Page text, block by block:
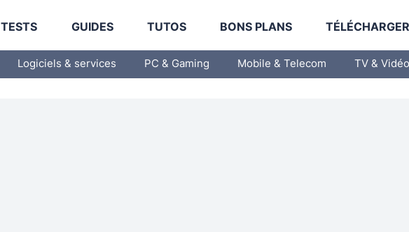
TESTS GUIDES TUTOS BONS PLANS
Logiciels & services PC & Gaming Mobile & Telecom TV & Vidéo